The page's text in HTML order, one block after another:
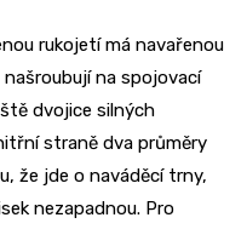
rukojetí má navařenou
na spojovací
dvojice silných
straně dva průměry
že jde o naváděcí trny,
nezapadnou. Pro